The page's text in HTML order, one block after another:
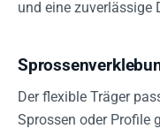
und eine zuverlässige
Der flexible Träger
Sprossen oder Profile